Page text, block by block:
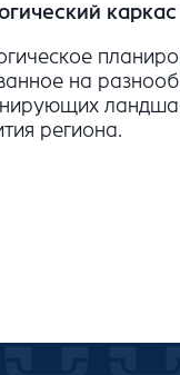
на
региона.